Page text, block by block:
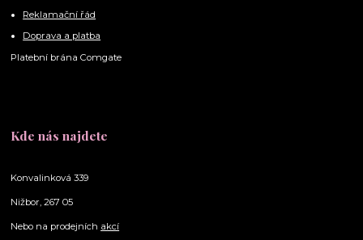
Reklamační řád
Doprava a platba
Platební brána Comgate
Kde nás najdete
Konvalinková 339
Nižbor, 267 05
Nebo na prodejních akcí